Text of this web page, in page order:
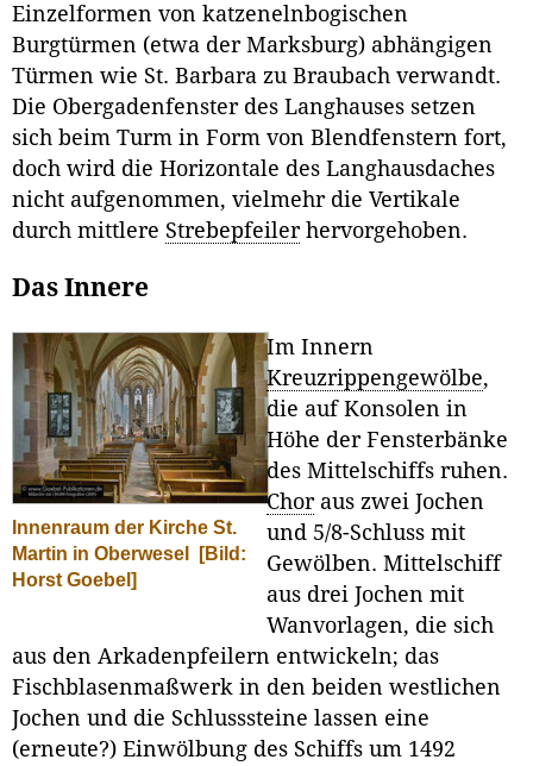
Einzelformen von katzenelnbogischen
Burgtürmen (etwa der Marksburg) abhängigen
Türmen wie St. Barbara zu Braubach verwandt.
Die Obergadenfenster des Langhauses setzen
sich beim Turm in Form von Blendfenstern fort,
doch wird die Horizontale des Langhausdaches
nicht aufgenommen, vielmehr die Vertikale
durch mittlere Strebepfeilerhervorgehoben.
Das Innere
Innenraum der Kirche St.
Martin in Oberwesel
[Bild:
Horst Goebel]
Im Innern
Kreuzrippengewölbe,
die auf Konsolen in
Höhe der Fensterbänke
des Mittelschiffs ruhen.
Choraus zwei Jochen
und 5/8-Schluss mit
Gewölben. Mittelschiff
aus drei Jochen mit
Wanvorlagen, die sich
aus den Arkadenpfeilern entwickeln; das
Fischblasenmaßwerk in den beiden westlichen
Jochen und die Schlusssteine lassen eine
(erneute?) Einwölbung des Schiffs um 1492